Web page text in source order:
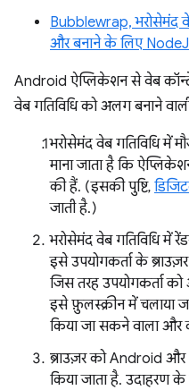
Bubblewrap, भरोसेमंद
और बनाने के लिए
Android ऐप्लिकेशन से वेब
वेब गतिविधि को अलग बनाने
भरोसेमंद वेब गतिविधि में
माना जाता है कि
की हैं. (इसकी पुष्टि,
जाती है.)
भरोसेमंद वेब गतिविधि में
इसे उपयोगकर्ता के
जिस तरह उपयोगकर्ता को
इसे फ़ुलस्क्रीन में चलाया
किया जा सकने वाला और
ब्राउज़र को Android
किया जाता है. उदाहरण